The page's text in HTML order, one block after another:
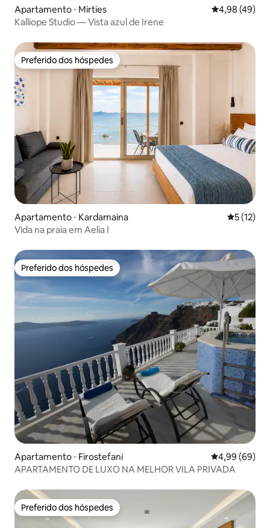
Apartamento ⋅ Mirties 4,98 de uma
4,98 (49)
Kalliope Studio — Vista azul de Irene
Preferido dos hóspedes
Preferido dos hóspedes
Apartamento ⋅ Kardamaina 5 de uma
5 (12)
Vida na praia em Aelia I
Preferido dos hóspedes
Preferido dos hóspedes
Apartamento ⋅ Firostefani 4,99 de uma
4,99 (69)
APARTAMENTO DE LUXO NA MELHOR VILA PRIVADA
Preferido dos hóspedes
Preferido dos hóspedes